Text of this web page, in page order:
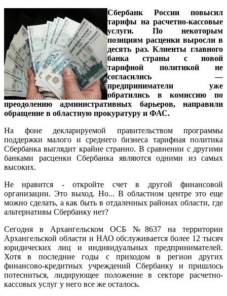
Сбербанк России повысил
тарифы на расчетно-кассовые
услуги. По некоторым
позициям расценки выросли в
десять раз. Клиенты главного
банка страны с новой
тарифной политикой не
согласились —
предприниматели уже
обратились в комиссию по
преодолению административных барьеров, направили
обращение в областную прокуратуру и ФАС.
На фоне декларируемой правительством программы
поддержки малого и среднего бизнеса тарифная политика
Сбербанка выглядит крайне странно. В сравнении с другими
банками расценки Сбербанка являются одними из самых
высоких.
Не нравится - откройте счет в другой финансовой
организации. Это выход. Но... В областном центре это еще
можно сделать, а как быть в отдаленных районах области, где
альтернативы Сбербанку нет?
Сегодня в Архангельском ОСБ №8637 на территории
Архангельской области и НАО обслуживается более 12 тысяч
юридических лиц и индивидуальных предпринимателей.
Хотя в последние годы с приходом в регион других
финансово-кредитных учреждений Сбербанку и пришлось
потесниться, лидирующее положение в секторе расчетно-
кассовых услуг у него все же осталось.